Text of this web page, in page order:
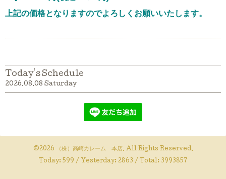
上記の価格となりますのでよろしくお願いいたします。
Today's Schedule
2026.08.08 Saturday
©2026 （株）高崎カレーム 本店. All Rights Reserved.
Today: 599 / Yesterday: 2863 / Total: 3993857